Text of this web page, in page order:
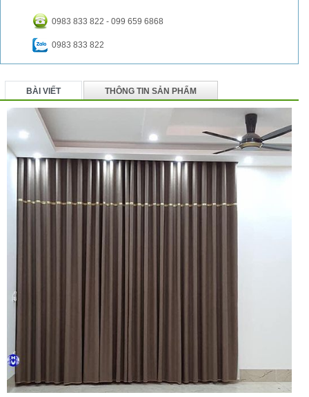
0983 833 822 - 099 659 6868
0983 833 822
BÀI VIẾT THÔNG TIN SẢN PHẨM
BÌNH LUẬN